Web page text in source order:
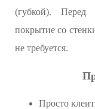
(губкой). Перед
покрытие со
не требуется.
Просто